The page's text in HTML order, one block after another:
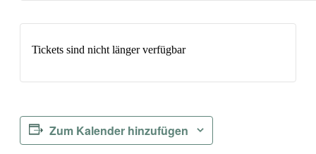
Tickets sind nicht länger verfügbar
Zum Kalender hinzufügen